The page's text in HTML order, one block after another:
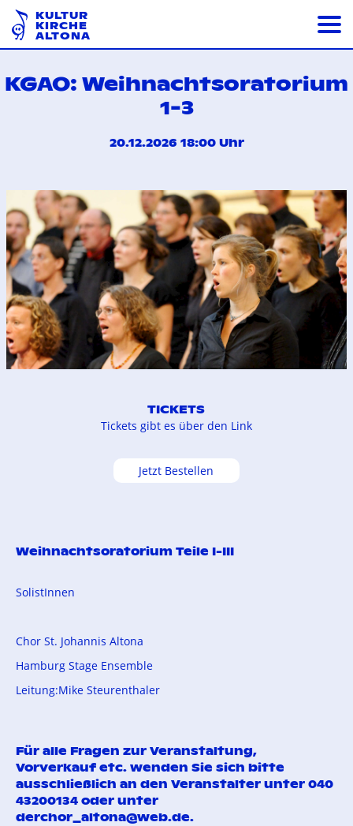
KULTUR
KIRCHE
ALTONA
KGAO: Weihnachtsoratorium
1-3
20.12.2026 18:00 Uhr
TICKETS
Tickets gibt es über den Link
Jetzt Bestellen
Weihnachtsoratorium Teile I-III
SolistInnen
Chor St. Johannis Altona
Hamburg Stage Ensemble
Leitung:Mike Steurenthaler
Für alle Fragen zur Veranstaltung,
Vorverkauf etc. wenden Sie sich bitte
ausschließlich an den Veranstalterunter 040
43200134oder unter
derchor_altona@web.de.